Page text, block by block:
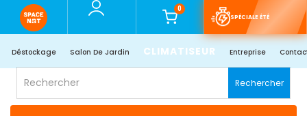
0
SPÉCIALE ÉTÉ
Déstockage Salon De Jardin CLIMATISEUR Entreprise
Rechercher